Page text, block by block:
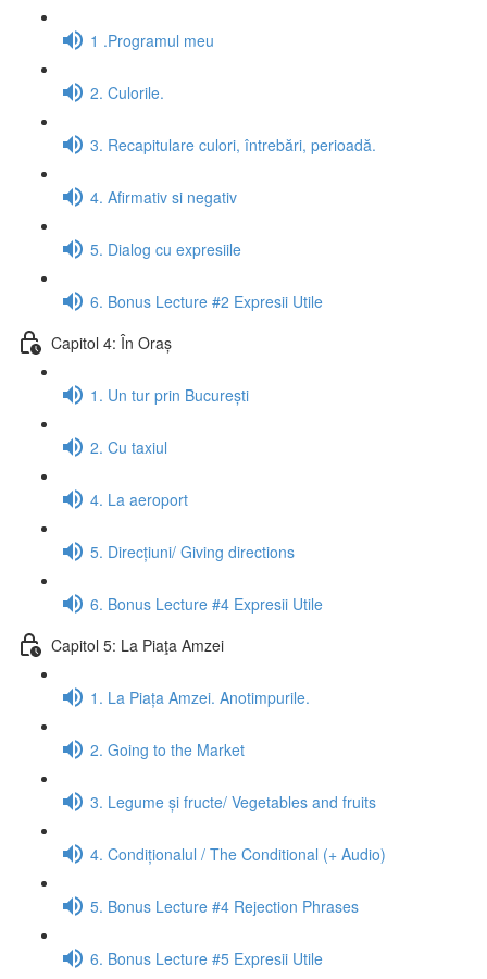
1 .Programul meu
2. Culorile.
3. Recapitulare culori, întrebări, perioadă.
4. Afirmativ si negativ
5. Dialog cu expresiile
6. Bonus Lecture #2 Expresii Utile
Capitol 4: În Oraș
1. Un tur prin București
2. Cu taxiul
4. La aeroport
5. Direcțiuni/ Giving directions
6. Bonus Lecture #4 Expresii Utile
Capitol 5: La Piaţa Amzei
1. La Piața Amzei. Anotimpurile.
2. Going to the Market
3. Legume și fructe/ Vegetables and fruits
4. Condiționalul / The Conditional (+ Audio)
5. Bonus Lecture #4 Rejection Phrases
6. Bonus Lecture #5 Expresii Utile